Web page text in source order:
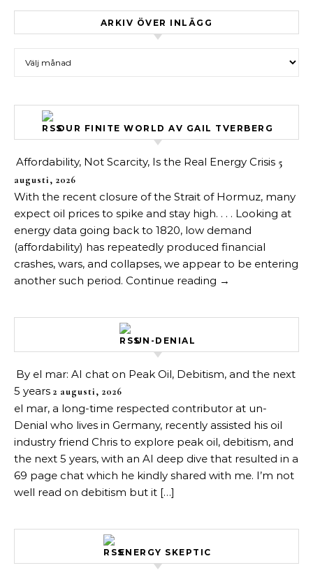
ARKIV ÖVER INLÄGG
OUR FINITE WORLD AV GAIL TVERBERG
Affordability, Not Scarcity, Is the Real Energy Crisis 5
augusti, 2026
With the recent closure of the Strait of Hormuz, many
expect oil prices to spike and stay high. . . . Looking at
energy data going back to 1820, low demand
(affordability) has repeatedly produced financial
crashes, wars, and collapses, we appear to be entering
another such period. Continue reading →
UN-DENIAL
By el mar: AI chat on Peak Oil, Debitism, and the next
5 years 2 augusti, 2026
el mar, a long-time respected contributor at un-
Denial who lives in Germany, recently assisted his oil
industry friend Chris to explore peak oil, debitism, and
the next 5 years, with an AI deep dive that resulted in a
69 page chat which he kindly shared with me. I’m not
well read on debitism but it […]
ENERGY SKEPTIC